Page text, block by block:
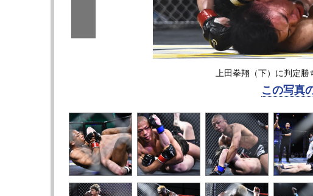
上田拳翔（下）に判定勝
この写真